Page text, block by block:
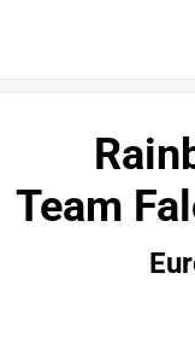
Team